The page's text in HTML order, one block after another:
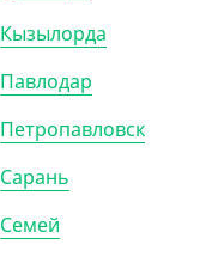
АРТ. 3104501
Кызылорда
Павлодар
Петропавловск
Сарань
Семей